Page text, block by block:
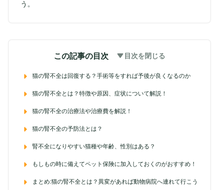
う。
この記事の目次 目次を閉じる
猫の腎不全は回復する？手術等をすれば予後が良くなるのか
猫の腎不全とは？特徴や原因、症状について解説！
猫の腎不全の治療法や治療費を解説！
猫の腎不全の予防法とは？
腎不全になりやすい猫種や年齢、性別はある？
もしもの時に備えてペット保険に加入しておくのがおすすめ！
まとめ:猫の腎不全とは？異変があれば動物病院へ連れて行こう